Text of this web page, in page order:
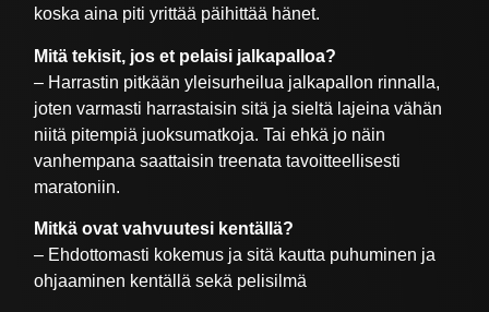
koska aina piti yrittää päihittää hänet.
Mitä tekisit, jos et pelaisi jalkapalloa?
– Harrastin pitkään yleisurheilua jalkapallon rinnalla,
joten varmasti harrastaisin sitä ja sieltä lajeina vähän
niitä pitempiä juoksumatkoja. Tai ehkä jo näin
vanhempana saattaisin treenata tavoitteellisesti
maratoniin.
Mitkä ovat vahvuutesi kentällä?
– Ehdottomasti kokemus ja sitä kautta puhuminen ja
ohjaaminen kentällä sekä pelisilmä